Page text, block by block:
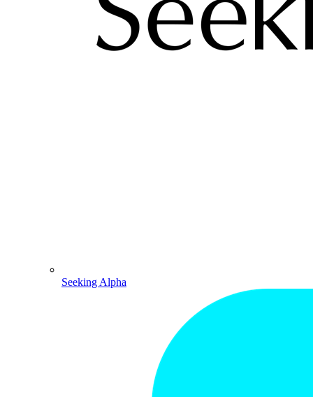
Seeking Alpha